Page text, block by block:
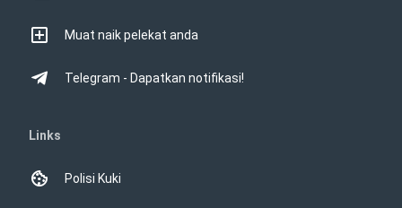
Muat naik pelekat anda
Telegram - Dapatkan notifikasi!
Links
Polisi Kuki